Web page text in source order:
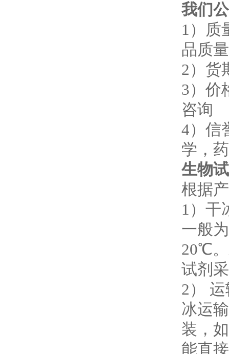
我们
1 ）质
品质
2 ）货
3）价
咨询
4）信
学，
生物
根据
1 ）干
一般
20℃
试剂
2 ）
冰运
装，
能直